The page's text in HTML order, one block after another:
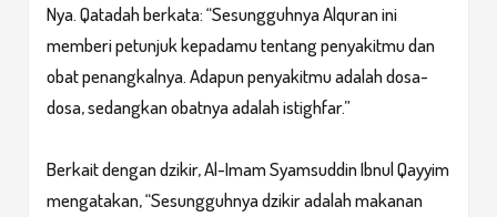
Nya. Qatadah berkata: “Sesungguhnya Alquran ini
memberi petunjuk kepadamu tentang penyakitmu dan
obat penangkalnya. Adapun penyakitmu adalah dosa-
dosa, sedangkan obatnya adalah istighfar.”
Berkait dengan dzikir, Al-Imam Syamsuddin Ibnul Qayyim
mengatakan, “Sesungguhnya dzikir adalah makanan